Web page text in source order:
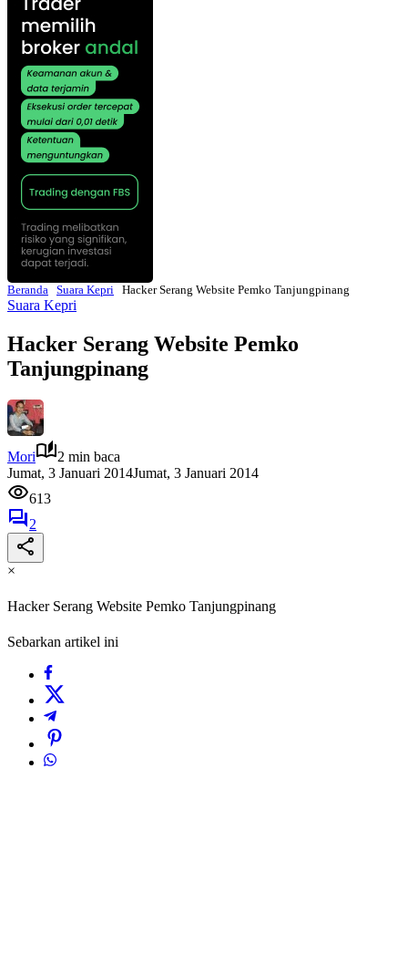
Beranda Suara Kepri Hacker Serang Website Pemko Tanjungpinang
Suara Kepri
Hacker Serang Website Pemko
Tanjungpinang
Mori
2 min baca
Jumat, 3 Januari 2014Jumat, 3 Januari 2014
613
2
×
Hacker Serang Website Pemko Tanjungpinang
Sebarkan artikel ini